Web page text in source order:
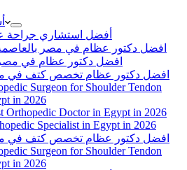
أفضل استشاري جراحة
افضل دكتور عظام في مصر بالعاصمة
افضل دكتور عظام في مصر
افضل دكتور عظام تخصص كتف في مصر
Surgeon for Shoulder Tendon
in 2026
Orthopedic Doctor in Egypt in 2026
Specialist in Egypt in 2026
افضل دكتور عظام تخصص كتف في مصر
Surgeon for Shoulder Tendon
in 2026